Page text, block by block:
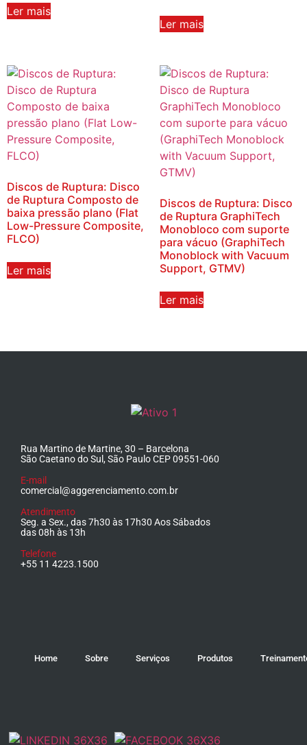
Ler mais
Ler mais
Discos de Ruptura: Disco
de Ruptura Composto de
baixa pressão plano (Flat
Low-Pressure Composite,
FLCO)
Ler mais
Discos de Ruptura: Disco
de Ruptura GraphiTech
Monobloco com suporte
para vácuo (GraphiTech
Monoblock with Vacuum
Support, GTMV)
Ler mais
Rua Martino de Martine, 30 – Barcelona
São Caetano do Sul, São Paulo CEP 09551-060
E-mail
comercial@aggerenciamento.com.br
Atendimento
Seg. a Sex., das 7h30 às 17h30 Aos Sábados
das 08h às 13h
Telefone
+55 11 4223.1500
Home Sobre Serviços Produtos